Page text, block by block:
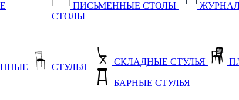
ПИСЬМЕННЫЕ СТОЛЫ
СТОЛЫ
СТУЛЬЯ
СКЛАДНЫЕ СТУЛЬЯ
БАРНЫЕ СТУЛЬЯ